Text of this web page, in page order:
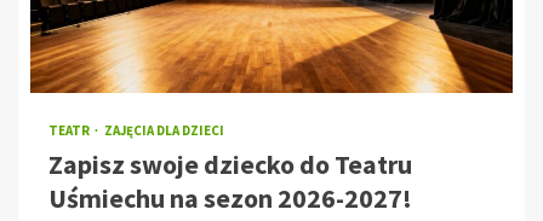
TEATR ZAJĘCIA DLA DZIECI
Zapisz swoje dziecko do Teatru
Uśmiechu na sezon 2026-2027!